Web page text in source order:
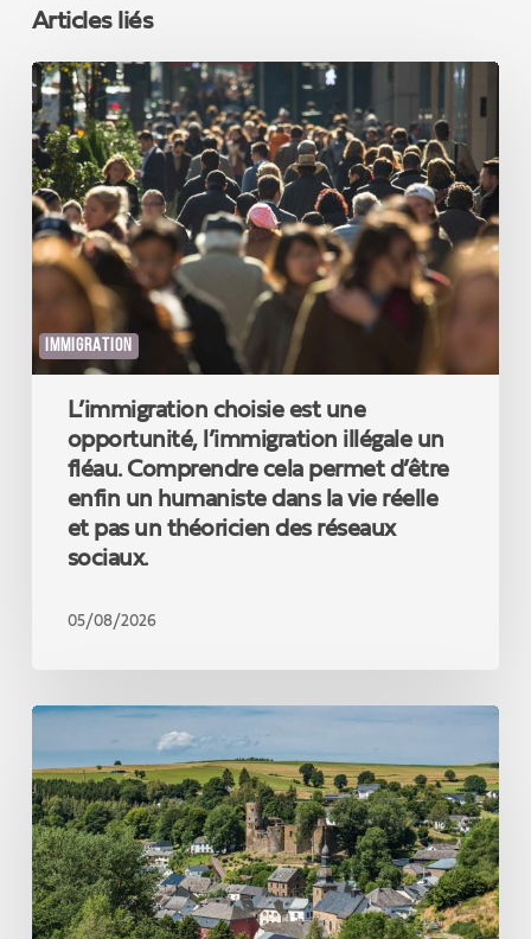
Articles liés
IMMIGRATION
L’immigration
choisie
est
une
opportunité,
l’immigration
illégale
un
fléau.
Comprendre
cela
permet
enfin
humaniste
dans
réelle
théoricien
sociaux.
L’immigration choisie est une
opportunité, l’immigration illégale un
fléau. Comprendre cela permet d’être
enfin un humaniste dans la vie réelle
et pas un théoricien des réseaux
sociaux.
05/08/2026
Un
record
touristique
qui
confirme
la
force
de